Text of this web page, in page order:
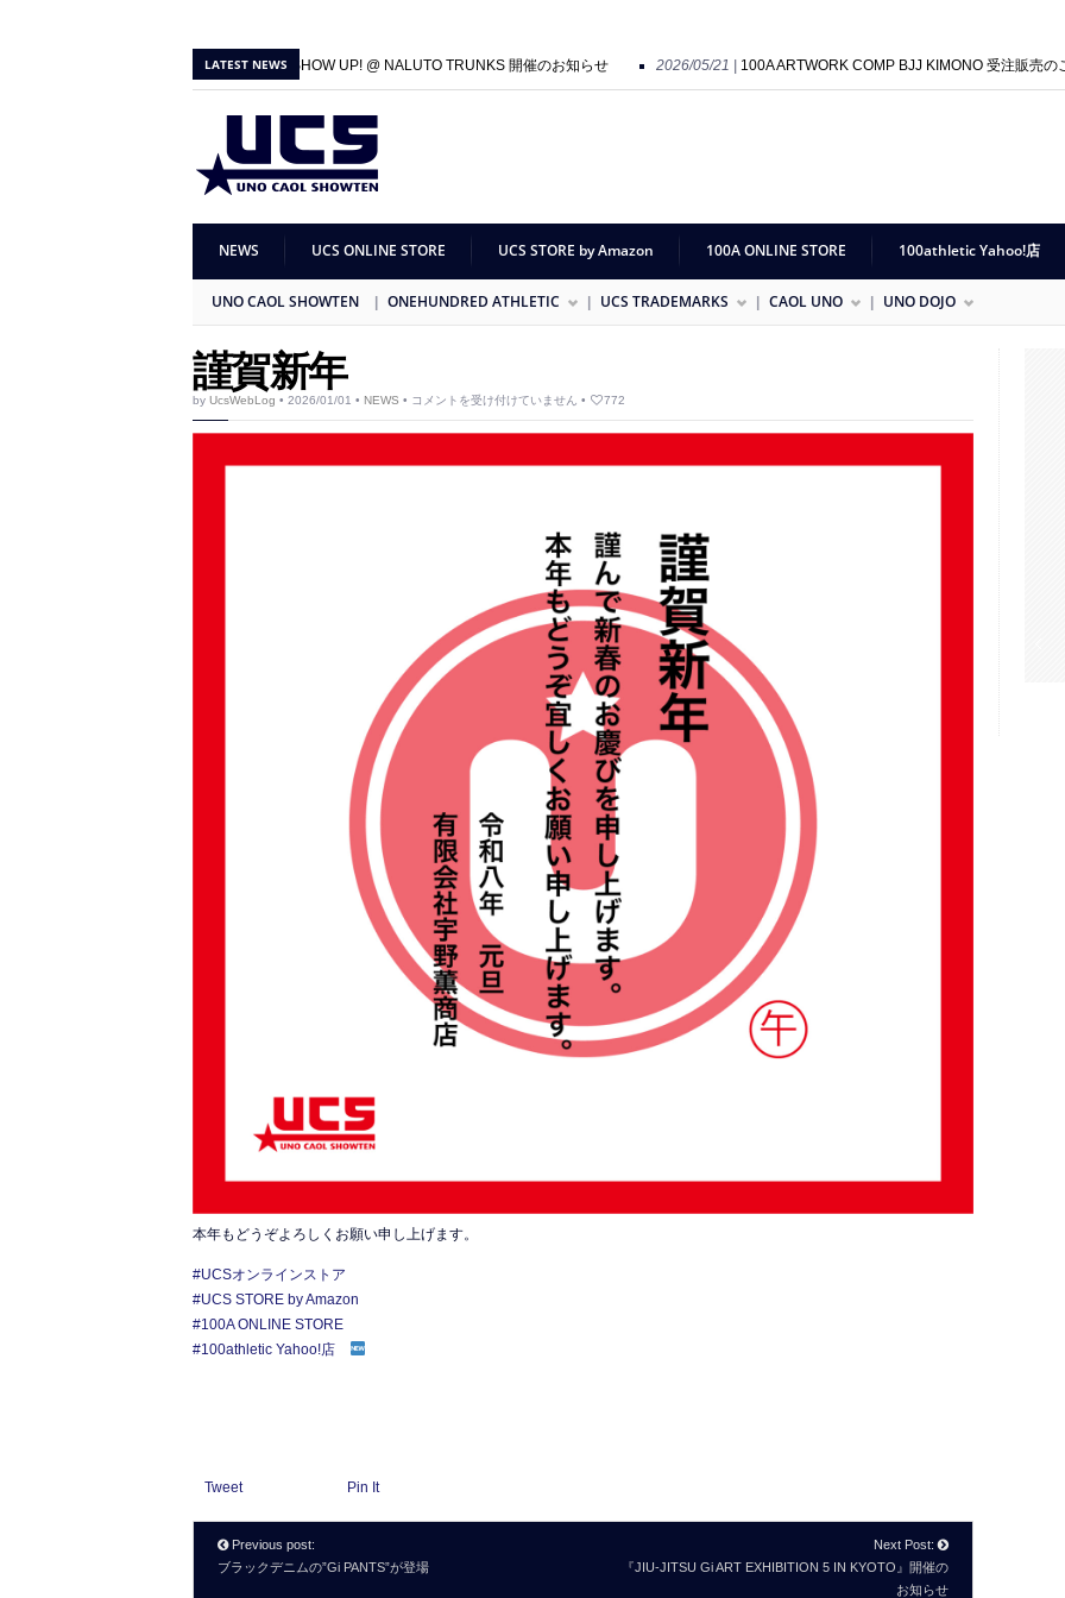
LATEST NEWS
2026/06/01 |100A SHOW UP! @ NALUTO TRUNKS 開催のお知らせ 2026/05/21 | 100A ARTWORK COMP BJJ KIMONO 受注販売の
2025/09/27 |100A SHOW UP! & GB × 100A 1st Collection Preview 開催のお知らせ 2025/09/01 |HOLY SHIT POP UP SHOP “SO
NEWS UCS ONLINE STORE UCS STORE by Amazon 100A ONLINE STORE 100athletic Yahoo!店
UNO CAOL SHOWTEN ONEHUNDRED ATHLETIC UCS TRADEMARKS CAOL UNO UNO DOJO
謹賀新年
by UcsWebLog • 2026/01/01 • NEWS • 謹
コメントを受け付けていません • 772
本年もどうぞよろしくお願い申し上げます。
#UCSオンラインストア
#UCS STORE by Amazon
#100A ONLINE STORE
#100athletic Yahoo!店
Tweet Pin It
Previous post:
ブラックデニムの”Gi PANTS”が登場
Next Post:
『JIU-JITSU Gi ART EXHIBITION 5 IN KYOTO』開催の
お知らせ
ブラックデニムの”Gi
PANTS”が登場
NEWS ,ONEHUNDRED ATHLETIC